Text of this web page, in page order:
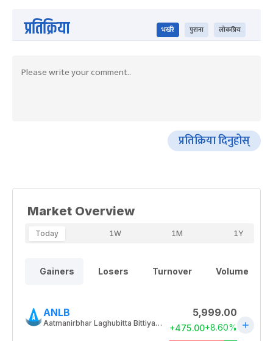
प्रतिक्रिया भर्खरै पुराना लोकप्रिय
प्रतिक्रिया दिनुहोस्